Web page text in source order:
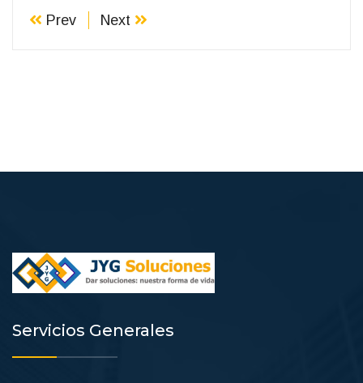
Prev Next
Servicios Generales